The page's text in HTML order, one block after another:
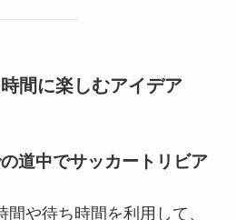
間に楽しむアイデア
道中でサッカートリビア
や待ち時間を利用して、